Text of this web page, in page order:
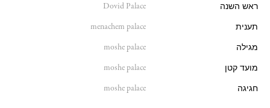
ראש השנה Dovid Palace
תענית menachem palace
מגילה moshe palace
מועד קטן moshe palace
חגיגה moshe palace